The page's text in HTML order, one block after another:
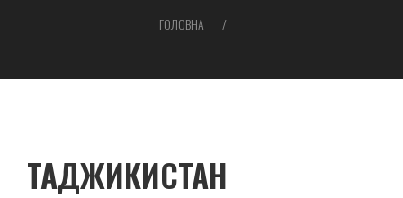
навіґації
ГОЛОВНА
ТАДЖИКИСТАН